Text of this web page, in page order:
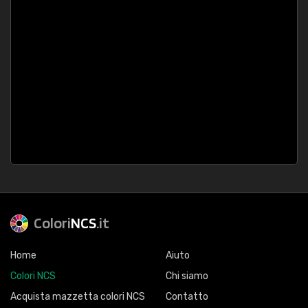
ColoriNCS.it
Home
Colori NCS
Acquista mazzetta colori NCS
Aiuto
Chi siamo
Contatto